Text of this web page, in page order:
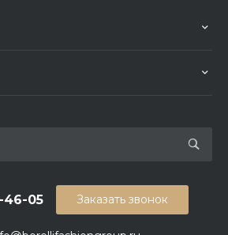
46-05 Заказать звонок